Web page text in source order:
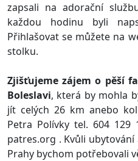
zapsali na adorační
každou hodinu byli
Přihlašovat se můžete na
stolku.
Zjišťujeme zájem o pěší
Boleslavi, která by mohla
jít celých 26 km anebo
Petra Polívky tel. 604 129
patres.org . Kvůli
Prahy bychom potřebovali